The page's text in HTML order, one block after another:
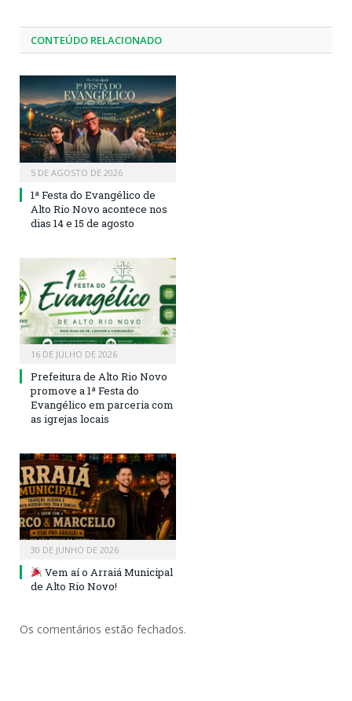
CONTEÚDO RELACIONADO
5 DE AGOSTO DE 2026
1ª Festa do Evangélico de
Alto Rio Novo acontece nos
dias 14 e 15 de agosto
16 DE JULHO DE 2026
Prefeitura de Alto Rio Novo
promove a 1ª Festa do
Evangélico em parceria com
as igrejas locais
30 DE JUNHO DE 2026
Vem aí o Arraiá Municipal
de Alto Rio Novo!
Os comentários estão fechados.